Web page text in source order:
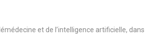
et de l’intelligence artificielle, dans